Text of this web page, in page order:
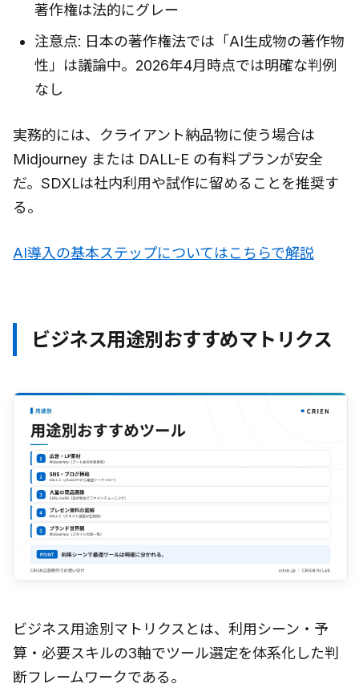
著作権は法的にグレー
注意点: 日本の著作権法では「AI生成物の著作物
性」は議論中。2026年4月時点では明確な判例
なし
実務的には、クライアント納品物に使う場合は
Midjourney または DALL-E の有料プランが安全
だ。SDXLは社内利用や試作に留めることを推奨す
る。
AI導入の基本ステップについてはこちらで解説
ビジネス用途別おすすめマトリクス
ビジネス用途別マトリクスとは、利用シーン・予
算・必要スキルの3軸でツール選定を体系化した判
断フレームワークである。